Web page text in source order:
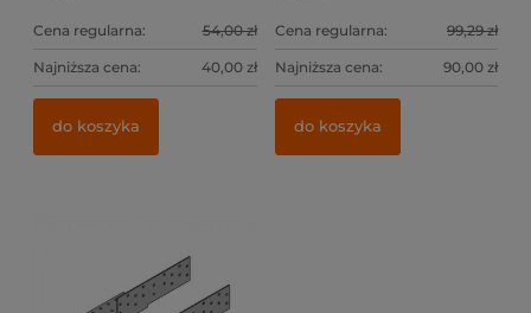
Cena regularna: 54,00 zł
Najniższa cena: 40,00 zł
do koszyka
Cena regularna: 99,29 zł
Najniższa cena: 90,00 zł
do koszyka